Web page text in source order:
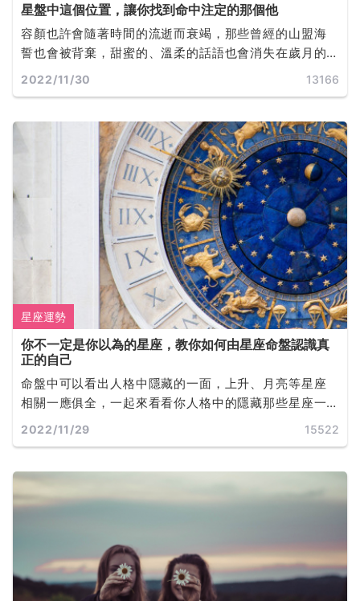
星盤中這個位置，讓你找到命中注定的那個他
容顏也許會隨著時間的流逝而衰竭，那些曾經的山盟海
誓也會被背棄，甜蜜的、溫柔的話語也會消失在歲月的
軌道裡，而誰才是你真正的靈魂伴侶呢？
2022/11/30 13166
星座運勢
你不一定是你以為的星座，教你如何由星座命盤認識真
正的自己
命盤中可以看出人格中隱藏的一面，上升、月亮等星座
相關一應俱全，一起來看看你人格中的隱藏那些星座一
同探索不為人知的你吧!
2022/11/29 15522